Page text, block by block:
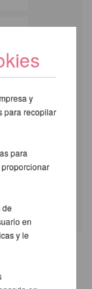
y
para recopilar
para
de
en
y le